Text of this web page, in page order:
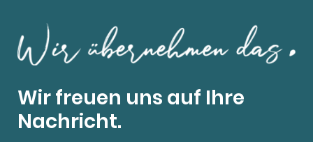
Wir freuen uns auf Ihre
Nachricht.